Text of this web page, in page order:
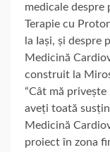
medicale
Terapie cu
la Iași, și
Medicină
construit la
“Cât mă
aveți toată
Medicină
proiect în zona